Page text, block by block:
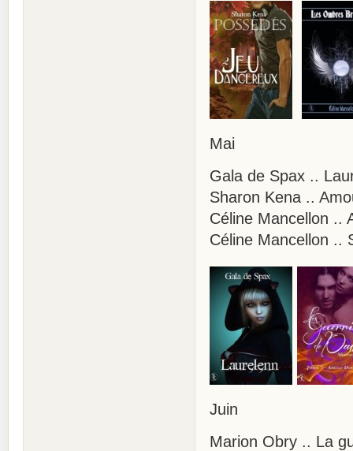
Mai
Gala de Spax ..
Sharon Kena ..
Céline Mancellon ..
Céline Mancellon ..
Juin
Marion Obry ..